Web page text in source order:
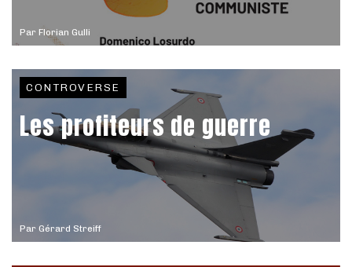
Par Florian Gulli
Par Gérard Streiff
CONTROVERSE
Les profiteurs de guerre